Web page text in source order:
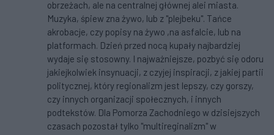
obrzeżach, ale na centralnej głównej alei miasta.
Muzyka, śpiew zna żywo, lub z "plejbeku". Tańce
akrobacje, czy popisy na żywo ,na asfalcie, lub na
platformach. Dzień przed nocą kupały najbardziej
wydaje się stosowny. I najważniejsze, pozbyć się odoru
jakiejkolwiek insynuacji, z czyjej inspiracji, z jakiej partii
politycznej, który regionalizm jest lepszy, czy gorszy,
czy innych organizacji społecznych, i innych
podtekstów. Dla Pomorza Zachodniego w dzisiejszych
czasach pozostał tylko "multireginalizm" w